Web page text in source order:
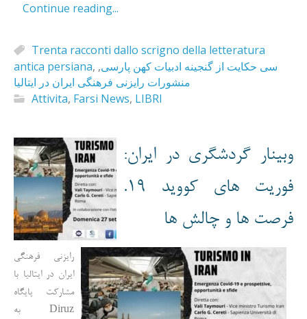
Continue reading...
Trenta racconti dallo scrigno della letteratura
antica persiana, سی حکایت از گنجینه ادبیات کهن پارسی,
منشورات رایزنی فرهنگی ایران در ایتالیا
Attivita, Farsi News, LIBRI
وبینار گردشگری در ایران:
فوریت های کووید 19.
فرصت ها و چالش ها
رایزنی فرهنگی
ایران در ایتالیا با
مشارکت پایگاه
Diruz به